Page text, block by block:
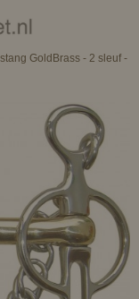
GoldBrass - 2 sleuf -